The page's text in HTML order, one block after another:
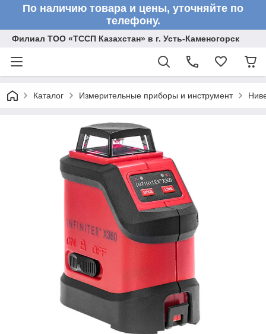
По наличию товара и цены, уточняйте по
телефону.
Филиал ТОО «ТССП Казахстан» в г. Усть-Каменогорск
Каталог Измерительные приборы и инструмент